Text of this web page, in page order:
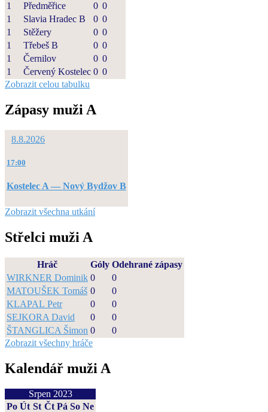
1
Předměřice 0 0
1
Slavia Hradec B 0 0
1
Stěžery 0 0
1
Třebeš B 0 0
1
Černilov 0 0
1
Červený Kostelec 0 0
Zobrazit celou tabulku
Zápasy muži A
8.8.2026
17:00
Kostelec A — Nový Bydžov B
Zobrazit všechna utkání
Střelci muži A
Hráč Góly Odehrané zápasy
WIRKNER Dominik 0
0
MATOUŠEK Tomáš 0
0
KLAPAL Petr
0
0
SEJKORA David
0
0
ŠTANGLICA Šimon 0
0
Zobrazit všechny hráče
Kalendář muži A
Srpen 2023
Po Út St Čt Pá So Ne